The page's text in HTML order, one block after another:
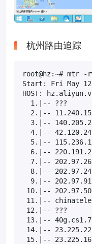
杭州路由追踪
root@hz:~# mtr -
Start: Fri May 12
HOST:
1.|-- ???
2.|--
3.|--
4.|--
5.|--
6.|--
7.|--
8.|--
9.|--
10.|--
11.|--
12.|-- ???
13.|--
14.|--
15.|--